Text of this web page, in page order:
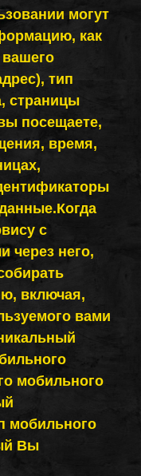
могут
как
вашего
тип
страницы
посещаете,
время,
с
через него,
включая,
вами
мобильного
мобильного
Вы